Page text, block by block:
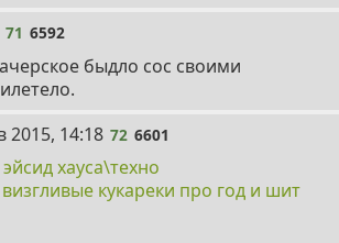
71 6592
быдло сос своими
2015, 14:18 72 6601
хауса\техно
кукареки про год и шит